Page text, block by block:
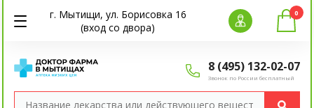
г. Мытищи, ул. Борисовка 16
(вход со двора)
8 (495) 132-02-07
Звонок по России бесплатный
0